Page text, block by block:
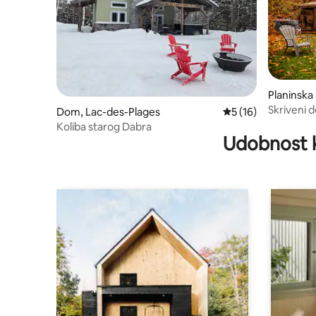
Dom, Lac-des-Plages Prosečna ocena 5
5 (16)
Koliba starog Dabra
Skriveni
Udobnost